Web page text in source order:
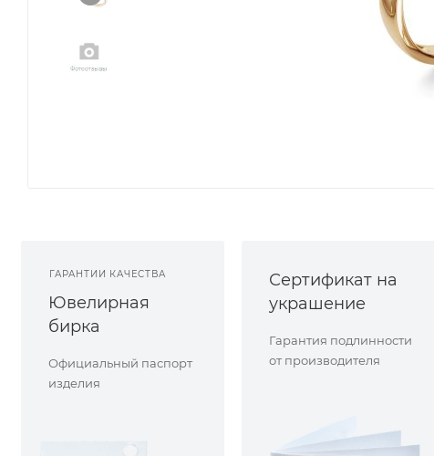
ГАРАНТИИ КАЧЕСТВА
Ювелирная
бирка
Официальный паспорт
изделия
Сертификат на
украшение
Гарантия подлинности
от производителя